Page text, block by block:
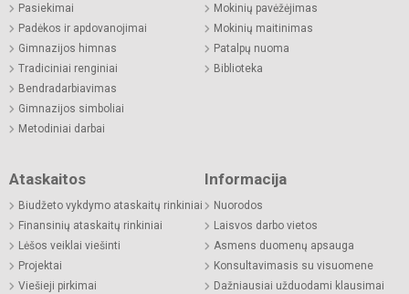
Pasiekimai
Padėkos ir apdovanojimai
Gimnazijos himnas
Tradiciniai renginiai
Bendradarbiavimas
Gimnazijos simboliai
Metodiniai darbai
Mokinių pavėžėjimas
Mokinių maitinimas
Patalpų nuoma
Biblioteka
Ataskaitos
Biudžeto vykdymo ataskaitų rinkiniai
Finansinių ataskaitų rinkiniai
Lėšos veiklai viešinti
Projektai
Viešieji pirkimai
Informacija
Nuorodos
Laisvos darbo vietos
Asmens duomenų apsauga
Konsultavimasis su visuomene
Dažniausiai užduodami klausimai